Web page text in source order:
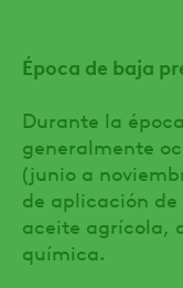
Época de baja
Durante la
generalmente
(junio a
de aplicación
aceite agrícola,
química.